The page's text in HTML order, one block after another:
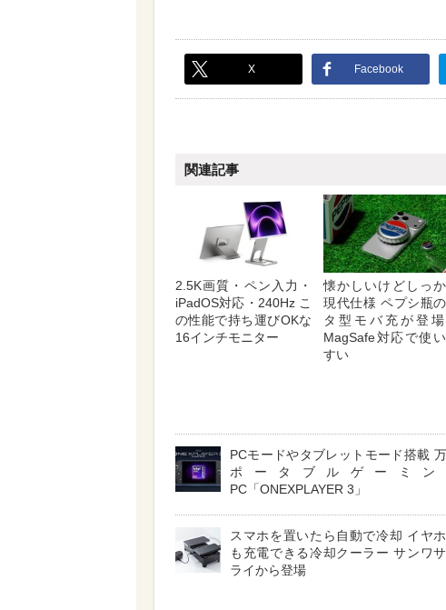
X Facebook
関連記事
2.5K画質・ペン入力・
iPadOS対応・240Hz こ
の性能で持ち運びOKな
16インチモニター
懐かしいけどしっか
現代仕様 ペプシ瓶
タ型モバ充が登
MagSafe対応で使
すい
PCモードやタブレットモード搭載
ポータブルゲーミン
PC「ONEXPLAYER 3」
スマホを置いたら自動で冷却 イヤ
も充電できる冷却クーラー サンワ
ライから登場